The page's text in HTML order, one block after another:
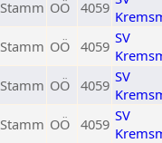
Stamm OÖ 4059
Stamm OÖ 4059 SV
Stamm OÖ 4059 SV
Stamm OÖ 4059 SV